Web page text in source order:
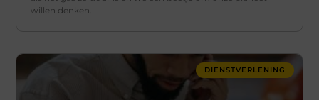
willen denken.
DIENSTVERLENING